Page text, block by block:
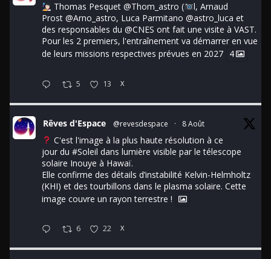
Thomas Pesquet @Thom_astro (
l, Arnaud
Prost @Arno_astro, Luca Parmitano @astro_luca et
des responsables du @CNES ont fait une visite à VAST.
Pour les 2 premiers, l'entraînement va démarrer en vue
de leurs missions respectives prévues en 2027 4
5 13 X
Rêves d'Espace @revesdespace · 8 Août
C'est l'image à la plus haute résolution à ce
jour du #Soleil dans lumière visible par le télescope
solaire Inouye à Hawaï.
Elle confirme des détails d’instabilité Kelvin-Helmholtz
(KHI) et des tourbillons dans le plasma solaire. Cette
image couvre un rayon terrestre !
6 22 X